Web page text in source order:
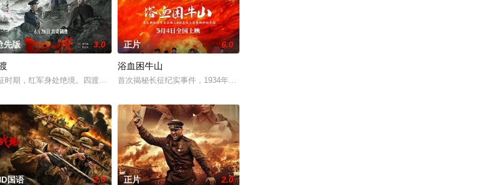
行动”专案组，借调警员安迪参战。首轮毒贩阿泰交易败露被廖爷灭口，
在饱受战火摧残的比利时敌后，他凭借机智、训练和一台破损的无线电，努力躲避被俘并设法与部队取得联系以求生
先版 3.0
时期，红军身处绝境。四渡赤水堪称红军的绝地反击之战。在毛泽东（刘烨 饰）的带领下，红军一渡赤水时形势所迫、实属无奈；二渡赤水出
正片 6.0
浴血困牛山
首次揭秘长征纪实事件，1934年中央苏区第五次反围剿失败，红六军团奉命西征，进入贵州石阡，一场战役后
国语 2.0 正片 2.0